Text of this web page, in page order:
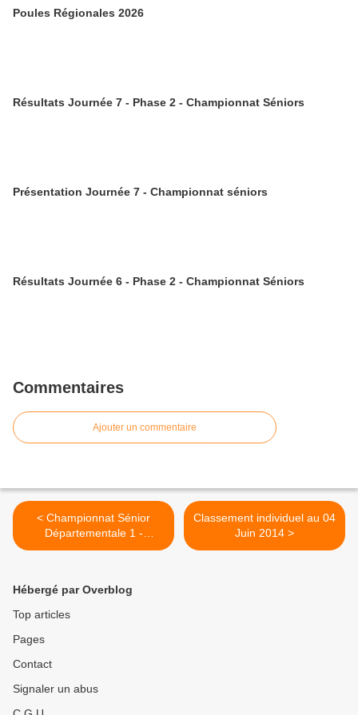
Poules Régionales 2026
Résultats Journée 7 - Phase 2 - Championnat Séniors
Présentation Journée 7 - Championnat séniors
Résultats Journée 6 - Phase 2 - Championnat Séniors
Commentaires
Ajouter un commentaire
< Championnat Sénior
Départementale 1 -
Journée 8
Classement individuel au 04
Juin 2014 >
Hébergé par Overblog
Top articles
Pages
Contact
Signaler un abus